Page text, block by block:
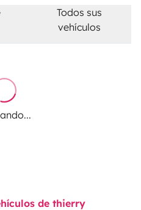
Todos sus
vehículos
de thierry